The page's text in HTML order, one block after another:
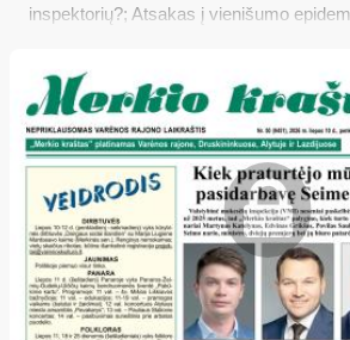
inspektorių?; Atsakas į vienišumo